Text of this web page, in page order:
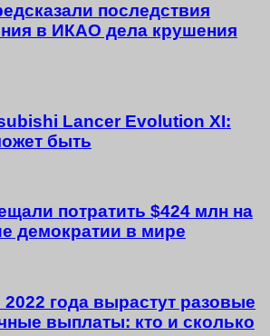
последствия
в ИКАО дела крушения
Lancer Evolution XI:
быть
потратить $424 млн на
демократии в мире
года вырастут разовые
выплаты: кто и сколько